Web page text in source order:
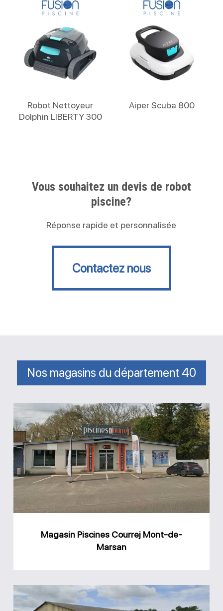
Robot Nettoyeur
Dolphin LIBERTY 300
Aiper Scuba 800
Vous souhaitez un devis de robot
piscine?
Réponse rapide et personnalisée
Contactez nous
Contactez nous
Nos magasins du département 40
Magasin
Piscines
Courrej
Mont-
de-
Magasin Piscines Courrej Mont-de-
Marsan
Magasin